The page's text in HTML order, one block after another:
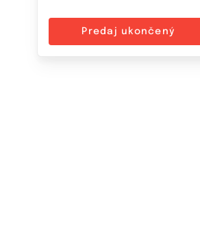
Predaj ukončený